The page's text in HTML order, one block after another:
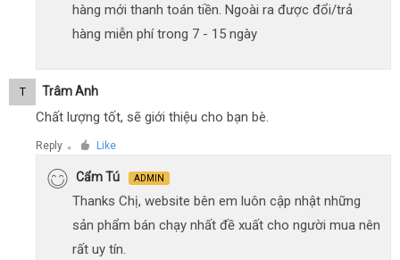
hàng mới thanh toán tiền. Ngoài ra được đổi/trả
hàng miễn phí trong 7 - 15 ngày
T Trâm Anh
Chất lượng tốt, sẽ giới thiệu cho bạn bè.
Reply ● Like
Cẩm Tú ADMIN
Thanks Chị, website bên em luôn cập nhật những
sản phẩm bán chạy nhất đề xuất cho người mua nên
rất uy tín.